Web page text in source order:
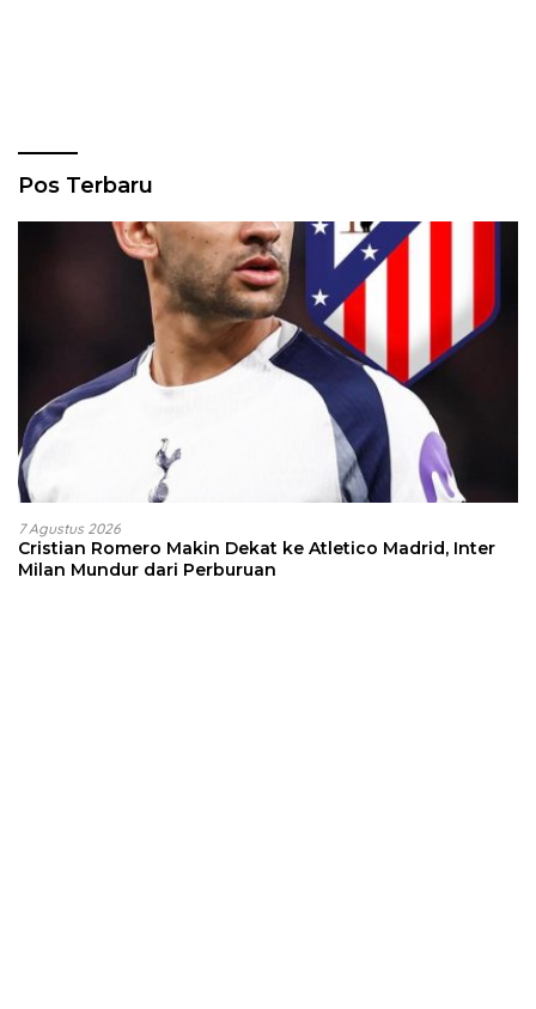
Pos Terbaru
7 Agustus 2026
Cristian Romero Makin Dekat ke Atletico Madrid, Inter
Milan Mundur dari Perburuan